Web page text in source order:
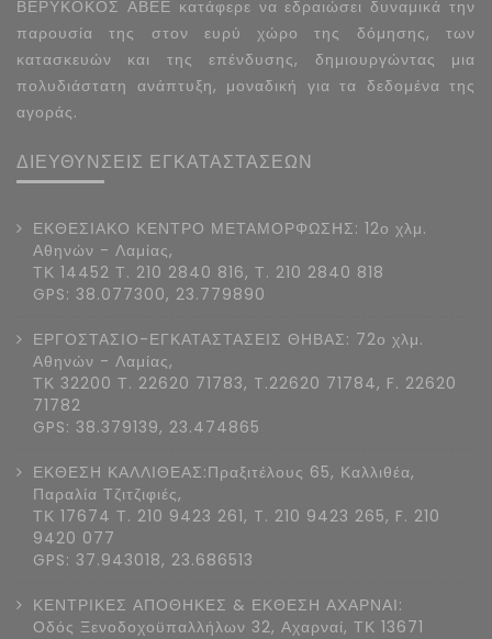
ΒΕΡΥΚΟΚΟΣ ΑΒΕΕ κατάφερε να εδραιώσει δυναμικά την
παρουσία της στον ευρύ χώρο της δόμησης, των
κατασκευών και της επένδυσης, δημιουργώντας μια
πολυδιάστατη ανάπτυξη, μοναδική για τα δεδομένα της
αγοράς.
ΔΙΕΥΘΥΝΣΕΙΣ ΕΓΚΑΤΑΣΤΑΣΕΩΝ
ΕΚΘΕΣΙΑΚΟ ΚΕΝΤΡΟ ΜΕΤΑΜΟΡΦΩΣΗΣ: 12ο χλμ.
Αθηνών - Λαμίας,
ΤΚ 14452 Τ. 210 2840 816, Τ. 210 2840 818
GPS: 38.077300, 23.779890
ΕΡΓΟΣΤΑΣΙΟ-ΕΓΚΑΤΑΣΤΑΣΕΙΣ ΘΗΒΑΣ: 72ο χλμ.
Αθηνών - Λαμίας,
ΤΚ 32200 Τ. 22620 71783, T.22620 71784, F. 22620
71782
GPS: 38.379139, 23.474865
ΕΚΘΕΣΗ ΚΑΛΛΙΘΕΑΣ:Πραξιτέλους 65, Καλλιθέα,
Παραλία Τζιτζιφιές,
ΤΚ 17674 Τ. 210 9423 261, T. 210 9423 265, F. 210
9420 077
GPS: 37.943018, 23.686513
ΚΕΝΤΡΙΚΕΣ ΑΠΟΘΗΚΕΣ & ΕΚΘΕΣΗ ΑΧΑΡΝΑΙ:
Οδός Ξενοδοχοϋπαλλήλων 32, Αχαρναί, ΤΚ 13671